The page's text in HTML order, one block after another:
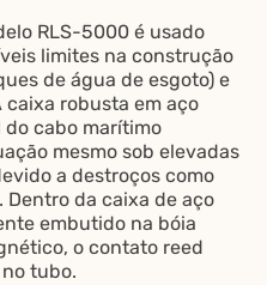
RLS-5000 é usado
limites na construção
de água de esgoto) e
robusta em aço
do cabo marítimo
mesmo sob elevadas
a destroços como
Dentro da caixa de aço
embutido na bóia
o contato reed
tubo.